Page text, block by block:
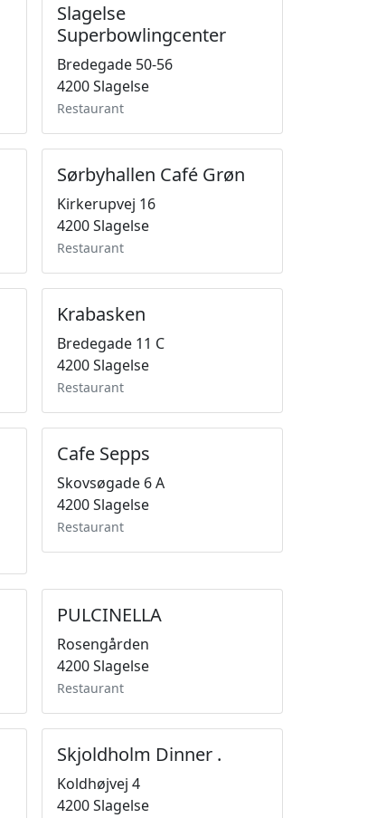
Slagelse
Superbowlingcenter
Bredegade 50-56
4200 Slagelse
Restaurant
Sørbyhallen Café Grøn
Kirkerupvej 16
4200 Slagelse
Restaurant
Krabasken
Bredegade 11 C
4200 Slagelse
Restaurant
Cafe Sepps
Skovsøgade 6 A
4200 Slagelse
Restaurant
PULCINELLA
Rosengården
4200 Slagelse
Restaurant
Skjoldholm Dinner .
Koldhøjvej 4
4200 Slagelse